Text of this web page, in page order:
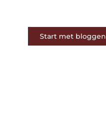
Start met bloggen